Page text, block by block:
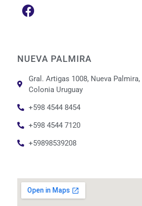
NUEVA PALMIRA
Gral. Artigas 1008, Nueva
Colonia Uruguay
+598 4544 8454
+598 4544 7120
+59898539208